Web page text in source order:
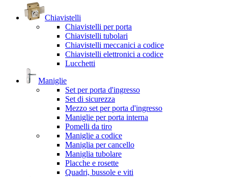
Chiavistelli
Chiavistelli per porta
Chiavistelli tubolari
Chiavistelli meccanici a codice
Chiavistelli elettronici a codice
Lucchetti
Maniglie
Set per porta d'ingresso
Set di sicurezza
Mezzo set per porta d'ingresso
Maniglie per porta interna
Pomelli da tiro
Maniglie a codice
Maniglia per cancello
Maniglia tubolare
Placche e rosette
Quadri, bussole e viti